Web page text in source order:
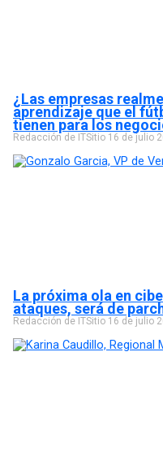
¿Las empresas
aprendizaje que el
tienen para los
Redacción de ITSitio 16 de julio
La próxima ola en
ataques, será de
Redacción de ITSitio 16 de julio